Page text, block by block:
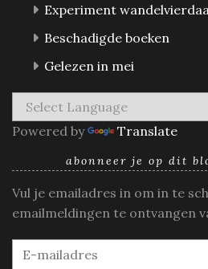
Experiment
Beschadigde boeken
Gelezen in mei
Powered by Translate
abonneer je op dit
Vul je emailadres in om in te
emailmeldingen te ontvangen
E-